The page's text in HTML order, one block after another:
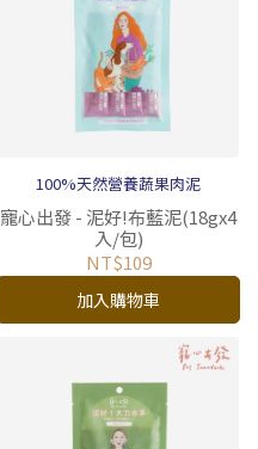
100%天然營養蔬果肉泥
寵心出發 - 泥好!布藍泥(18gx4
入/包)
NT$109
加入購物車